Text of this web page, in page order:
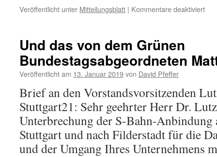
Veröffentlicht unter Mitteilungsblatt | Kommentare deaktiviertfür
Und das von dem Grünen
Bundestagsabgeordneten
Veröffentlicht am 13. Januar 2019von David Pfeffer
Brief an den Vorstandsvorsitzenden
Stuttgart21: Sehr geehrter Herr Dr.
Unterbrechung der S-Bahn-Anbindung
Stuttgart und nach Filderstadt für die
und der Umgang Ihres